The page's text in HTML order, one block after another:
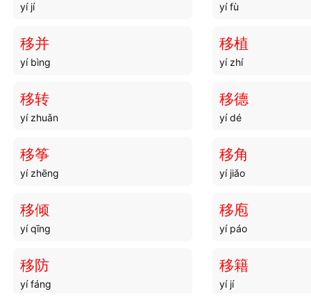
yí jí yí fù
移并
yí bìng
移植
yí zhí
移转
yí zhuǎn
移德
yí dé
移筝
yí zhēng
移角
yí jiǎo
移倾
yí qīng
移庖
yí páo
移防
yí fáng
移籍
yí jí